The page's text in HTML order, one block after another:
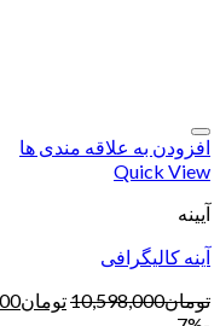
افزودن به علاقه مندی ها
Quick View
آیینه
آینه کالیگرافی
تومان10,598,000تومان